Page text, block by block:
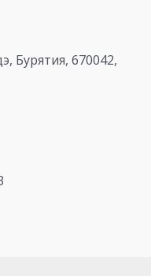
Бурятия, 670042,